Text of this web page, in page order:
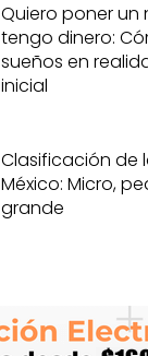
Quiero poner
tengo dinero:
sueños en
inicial
Clasificación de
México: Micro,
grande